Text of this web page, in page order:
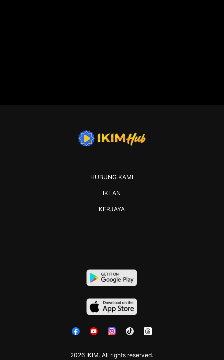
2026 IKIM. All rights reserved.
HUBUNG KAMI
IKLAN
KERJAYA